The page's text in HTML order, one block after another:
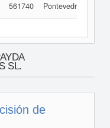
561740 Pontevedra
SL.
de